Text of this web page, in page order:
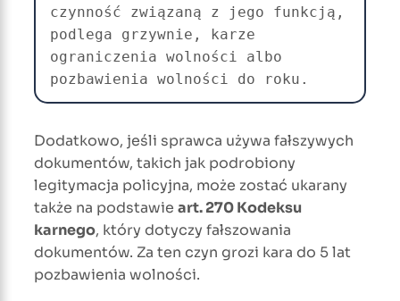
czynność związaną z jego funkcją,
podlega grzywnie, karze
ograniczenia wolności albo
pozbawienia wolności do roku.
Dodatkowo, jeśli sprawca używa fałszywych
dokumentów, takich jak podrobiony
legitymacja policyjna, może zostać ukarany
także na podstawie art. 270 Kodeksu
karnego, który dotyczy fałszowania
dokumentów. Za ten czyn grozi kara do 5 lat
pozbawienia wolności.